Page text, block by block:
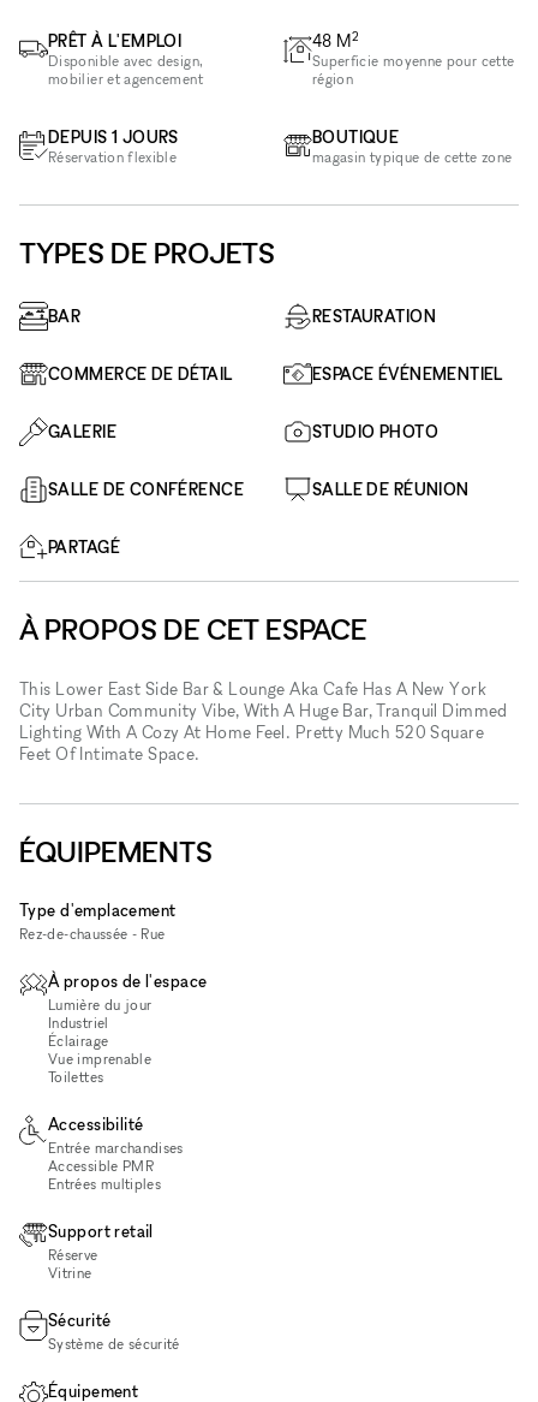
PRÊT À L'EMPLOI
Disponible avec design,
mobilier et agencement
DEPUIS 1 JOURS
Réservation flexible
48 M2
Superficie moyenne pour cette
région
BOUTIQUE
magasin typique de cette zone
TYPES DE PROJETS
BAR RESTAURATION
COMMERCE DE DÉTAIL ESPACE ÉVÉNEMENTIEL
GALERIE STUDIO PHOTO
SALLE DE CONFÉRENCE SALLE DE RÉUNION
PARTAGÉ
À PROPOS DE CET ESPACE
This Lower East Side Bar & Lounge Aka Cafe Has A New York
City Urban Community Vibe, With A Huge Bar, Tranquil Dimmed
Lighting With A Cozy At Home Feel. Pretty Much 520 Square
Feet Of Intimate Space.
ÉQUIPEMENTS
Type d'emplacement
Rez-de-chaussée - Rue
À propos de l'espace
Lumière du jour
Industriel
Éclairage
Vue imprenable
Toilettes
Accessibilité
Entrée marchandises
Accessible PMR
Entrées multiples
Support retail
Réserve
Vitrine
Sécurité
Système de sécurité
Équipement